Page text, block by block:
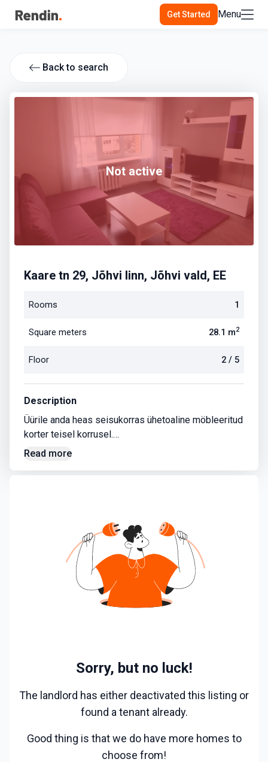
Get Started Menu
Back to search
Not active
Kaare tn 29, Jõhvi linn, Jõhvi vald, EE
Rooms 1
Square meters 28.1 m2
Floor 2 / 5
Description
Üürile anda heas seisukorras ühetoaline möbleeritud
korter teisel korrusel.
Korterisse jääb kõik mööbel, mis on piltidel, vajalik t
Parkimine maja ees või kõrval ja parkimiskoha leidmi
sega probleeme pole.
Ei ole lubatud lemmikloomad ega korteris suitsetami
Osades kohtades kriuksub põrand.
Kommunaalid suvel umbes 70€ ja talvel 100€
Läheduses asuvad: lasteaiad, põhikool, gümnaasium,
spordikeskus, staadion, palliplatsid, kontserdimaja,
Pargikeskus.
Jõhvi bussijaam 1.5km
Jõhvi kesklinn 1.5km
Read more
Sorry, but no luck!
The landlord has either deactivated this listing or
found a tenant already.
Good thing is that we do have more homes to
choose from!